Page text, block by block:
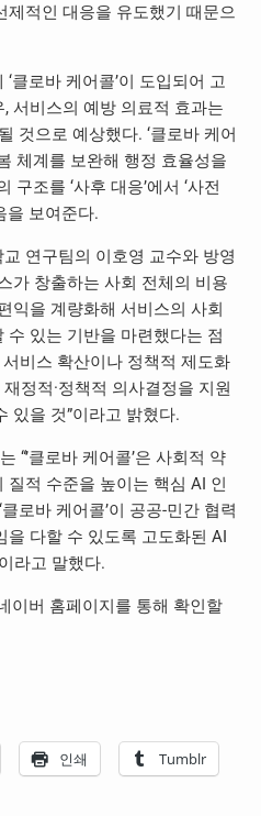
제적인 대응을 유도했기 때문으
클로바 케어콜’이 도입되어 고
서비스의 예방 의료적 효과는
것으로 예상했다. ‘클로바 케어
체계를 보완해 행정 효율성을
조를 ‘사후 대응’에서 ‘사전
을 보여준다.
연구팀의 이호영 교수와 방영
가 창출하는 사회 전체의 비용
익을 계량화해 서비스의 사회
수 있는 기반을 마련했다는 점
비스 확산이나 정책적 제도화
정적·정책적 의사결정을 지원
있을 것”이라고 밝혔다.
“’클로바 케어콜’은 사회적 약
적 수준을 높이는 핵심 AI 인
로바 케어콜’이 공공-민간 협력
을 다할 수 있도록 고도화된 AI
라고 말했다.
이버 홈페이지를 통해 확인할
인쇄 Tumblr